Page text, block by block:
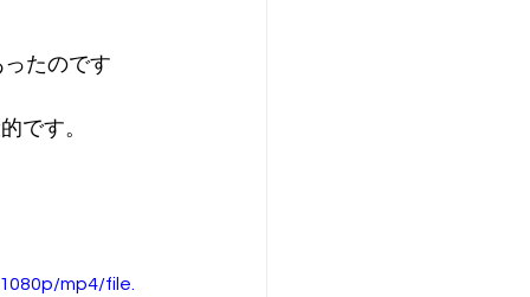
たのです
です。
mp4/file.